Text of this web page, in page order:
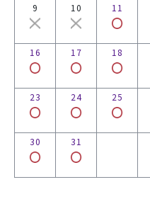
9 10 11
16 17 18
23 24 25
30 31